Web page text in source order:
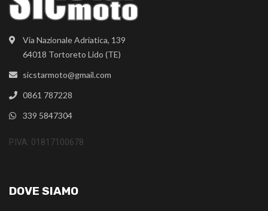
Via Nazionale Adriatica, 139
64018 Tortoreto Lido (TE)
sicstarmoto@gmail.com
0861 787228
339 5847304
P.IVA: 01817100678
DOVE SIAMO